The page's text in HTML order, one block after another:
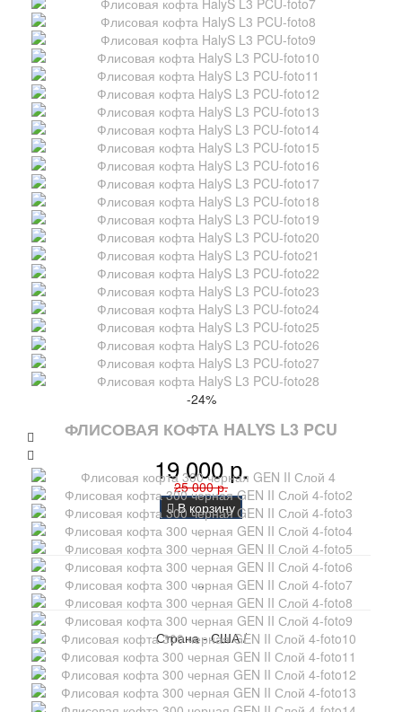
-24%
ФЛИСОВАЯ КОФТА HALYS L3 PCU
19 000 р.
25 000 р.
В корзину
..
Страна - США /